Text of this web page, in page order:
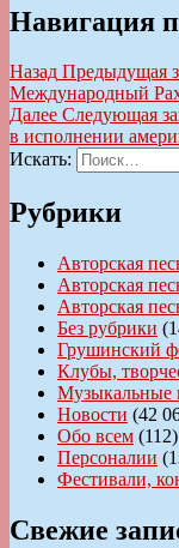
Навигация
Назад Предыдущая
Международный
Далее Следующая
в исполнении
Искать:
Рубрики
Авторская
Авторская
Авторская
Без рубрики
Грушинский
Клубы,
Музыкальные
Новости (42
Обо всем (112)
Персоналии
Фестивали,
Свежие